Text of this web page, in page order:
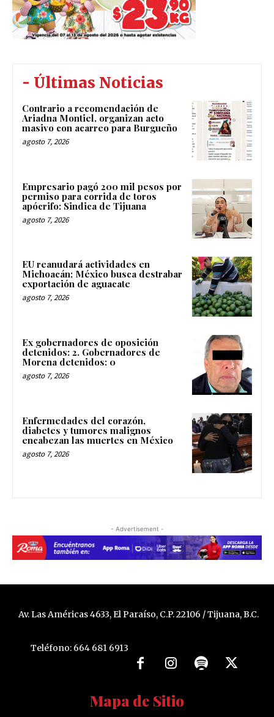
- Últimas Noticias
Contrario a recomendación de
Ariadna Montiel, organizan acto
masivo con acarreo para Burgueño
agosto 7, 2026
Empresario pagó 200 mil pesos por
permiso para corrida de toros
apócrifo: Sindica de Tijuana
agosto 7, 2026
EU reanudará actividades en
Michoacán; México busca destrabar
exportación de aguacate
agosto 7, 2026
Ex gobernadores de oposición
detenidos: 2. Gobernadores de
Morena detenidos: 0
agosto 7, 2026
Enfermedades del corazón,
diabetes y tumores malignos
encabezan las muertes en México
agosto 7, 2026
- Advertisement -
Av. Las Américas 4633, El Paraíso, C.P. 22106 / Tijuana, B.C.
Teléfono: 664 681 6913
Mapa de Sitio